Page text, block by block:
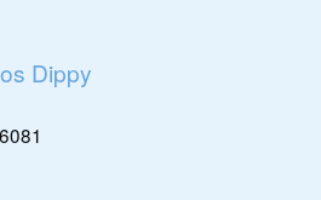
Dippy